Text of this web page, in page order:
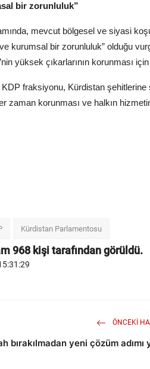
bir zorunluluk”
mevcut bölgesel ve siyasi
kurumsal bir zorunluluk” olduğu
yüksek çıkarlarının korunması
fraksiyonu, Kürdistan şehitlerine
zaman korunması ve halkın
Kürdistan Parlamentosu
968 kişi tarafından görüldü.
ÖNCEKI
bırakılmadan yeni çözüm adımı